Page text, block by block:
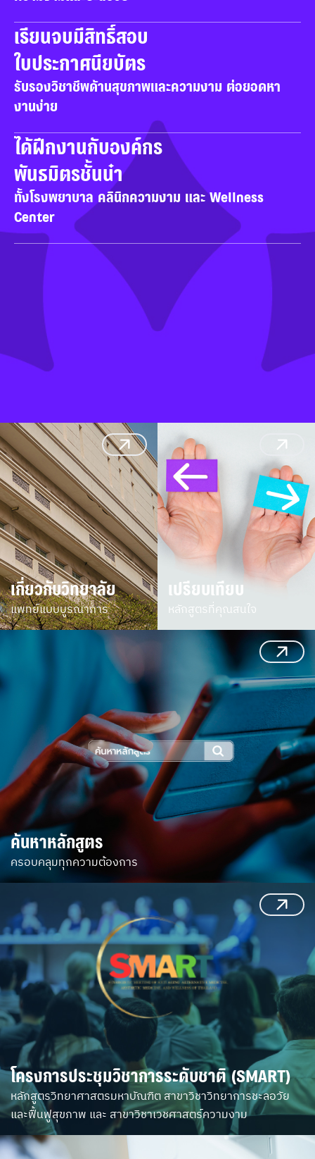
เรียนจบมีสิทธิ์สอบ
ใบประกาศนียบัตร
รับรองวิชาชีพด้านสุขภาพและความงาม ต่อยอดหา
งานง่าย
ได้ฝึกงานกับองค์กร
พันธมิตรชั้นนำ
ทั้งโรงพยาบาล คลินิกความงาม และ Wellness
Center
เกี่ยวกับวิทยาลัย
แพทย์แบบบูรณาการ
ค้นหาหลักสูตร
ครอบคลุมทุกความต้องการ
เปรียบเทียบ
หลักสูตรที่คุณสนใจ
โครงการประชุมวิชาการระดับชาติ (SMART)
หลักสูตรวิทยาศาสตรมหาบัณฑิต สาขาวิชาวิทยาการชะลอวัย
และฟื้นฟูสุขภาพ และ สาขาวิชาเวชศาสตร์ความงาม